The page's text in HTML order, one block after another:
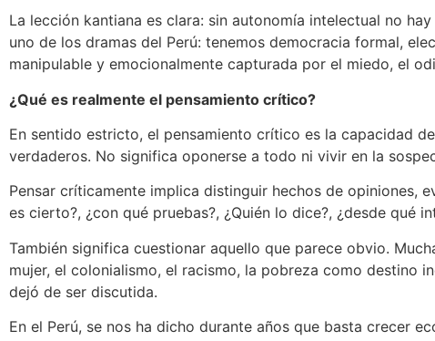
La lección kantiana es clara: sin autonomía intelectual no
uno de los dramas del Perú: tenemos democracia formal,
manipulable y emocionalmente capturada por el miedo, el
¿Qué es realmente el pensamiento crítico?
En sentido estricto, el pensamiento crítico es la capacidad
verdaderos. No significa oponerse a todo ni vivir en la
Pensar críticamente implica distinguir hechos de opiniones,
es cierto?, ¿con qué pruebas?, ¿Quién lo dice?, ¿desde qué
También significa cuestionar aquello que parece obvio.
mujer, el colonialismo, el racismo, la pobreza como destino
dejó de ser discutida.
En el Perú, se nos ha dicho durante años que basta crecer